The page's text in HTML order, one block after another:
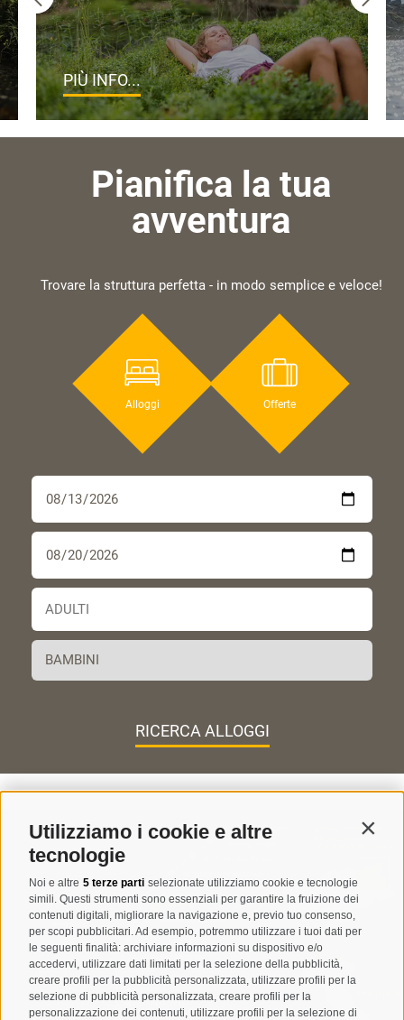
Utilizziamo i cookie e altre
tecnologie
Noi e altre 5 terze parti selezionate utilizziamo cookie e tecnologie
simili. Questi strumenti sono essenziali per garantire la fruizione dei
contenuti digitali, migliorare la navigazione e, previo tuo consenso,
per scopi pubblicitari. Ad esempio, potremmo utilizzare i tuoi dati per
le seguenti finalità: archiviare informazioni su dispositivo e/o
accedervi, utilizzare dati limitati per la selezione della pubblicità,
creare profili per la pubblicità personalizzata, utilizzare profili per la
selezione di pubblicità personalizzata, creare profili per la
personalizzazione dei contenuti, utilizzare profili per la selezione di
PIÙ INFO...
Pianifica la tua
avventura
Trovare la struttura perfetta - in modo semplice e veloce!
Alloggi Offerte
RICERCA ALLOGGI